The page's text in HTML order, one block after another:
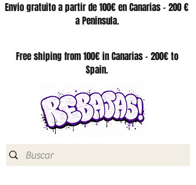
Envio gratuito a partir de 100€ en Canarias - 200 €
a Peninsula.
SKATE SHOP
Free shiping from 100€ in Canarias - 200€ to
Spain.